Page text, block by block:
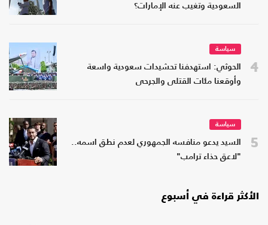
السعودية وتغيب عنه الإمارات؟
4
سياسة
الحوثي: استهدفنا تحشيدات سعودية واسعة
وأوقعنا مئات القتلى والجرحى
5
سياسة
السيد يدعو منافسه الجمهوري لعدم نطق اسمه..
"لاعق حذاء ترامب"
الأكثر قراءة في أسبوع